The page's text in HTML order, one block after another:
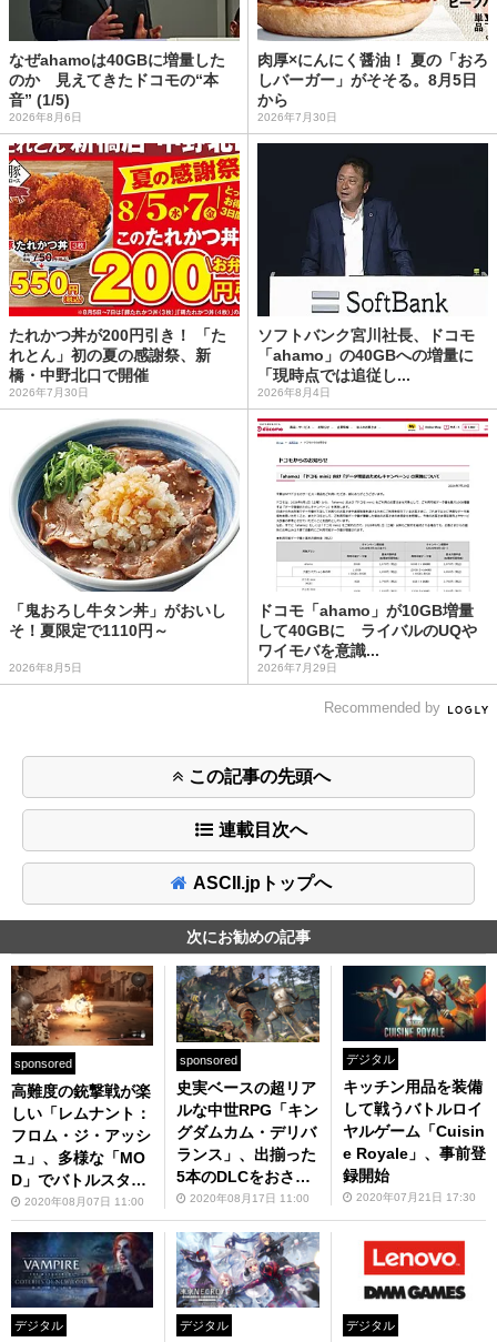
なぜahamoは40GBに増量した
のか 見えてきたドコモの“本
音” (1/5)
2026年8月6日
肉厚×にんにく醤油！ 夏の「おろ
しバーガー」がそそる。8月5日
から
2026年7月30日
たれかつ丼が200円引き！ 「た
れとん」初の夏の感謝祭、新
橋・中野北口で開催
2026年7月30日
ソフトバンク宮川社長、ドコモ
「ahamo」の40GBへの増量に
「現時点では追従し...
2026年8月4日
「鬼おろし牛タン丼」がおいし
そ！夏限定で1110円～
2026年8月5日
ドコモ「ahamo」が10GB増量
して40GBに ライバルのUQや
ワイモバを意識...
2026年7月29日
Recommended by
この記事の先頭へ
連載目次へ
ASCII.jpトップへ
次にお勧めの記事
sponsored
高難度の銃撃戦が楽
しい「レムナント：
フロム・ジ・アッシ
ュ」、多様な「MO
D」でバトルスタイ
ルを彩ろう
2020年08月07日 11:00
sponsored
史実ベースの超リア
ルな中世RPG「キン
グダムカム・デリバ
ランス」、出揃った
5本のDLCをおさら
い！2020年08月17日 11:00
デジタル
キッチン用品を装備
して戦うバトルロイ
ヤルゲーム「Cuisin
e Royale」、事前登
録開始
2020年07月21日 17:30
デジタル デジタル デジタル